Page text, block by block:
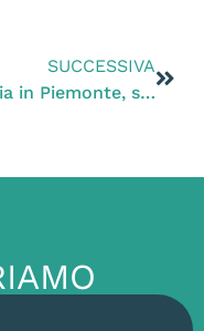
SUCCESSIVA
Caccia in Piemonte, scippo democratico ai cittadini